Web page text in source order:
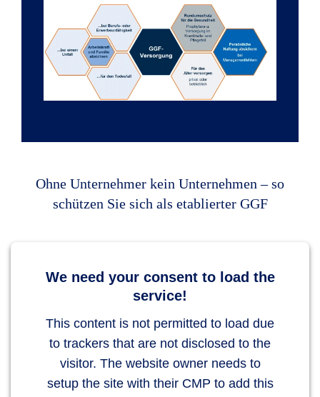
Ohne Unternehmer kein Unternehmen – so
schützen Sie sich als etablierter GGF
We need your consent to load the
service!
This content is not permitted to load due
to trackers that are not disclosed to the
visitor. The website owner needs to
setup the site with their CMP to add this